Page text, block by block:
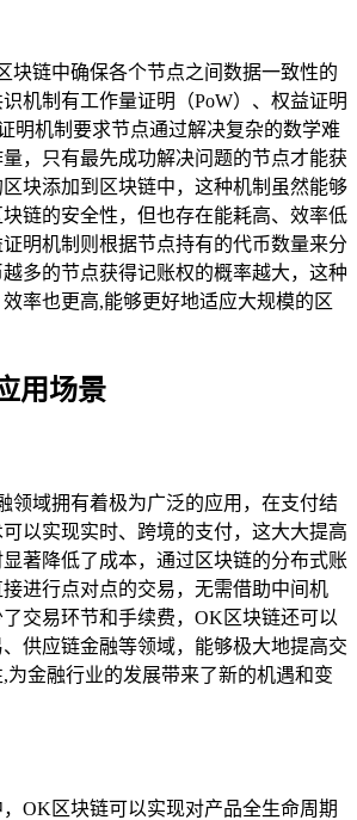
块链中确保各个节点之间数据一致性的
机制有工作量证明（PoW）、权益证明
明机制要求节点通过解决复杂的数学难
，只有最先成功解决问题的节点才能获
块添加到区块链中，这种机制虽然能够
链的安全性，但也存在能耗高、效率低
明机制则根据节点持有的代币数量来分
多的节点获得记账权的概率越大，这种
率也更高,能够更好地适应大规模的区
用场景
领域拥有着极为广泛的应用，在支付结
以实现实时、跨境的支付，这大大提高
著降低了成本，通过区块链的分布式账
进行点对点的交易，无需借助中间机
交易环节和手续费，OK区块链还可以
供应链金融等领域，能够极大地提高交
为金融行业的发展带来了新的机遇和变
OK区块链可以实现对产品全生命周期